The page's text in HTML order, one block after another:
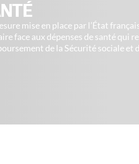
mise en place par l’État
face aux dépenses de santé qui
de la Sécurité sociale et